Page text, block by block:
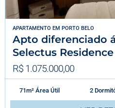
APARTAMENTO EM PORTO BELO
Apto diferenciado
Selectus Residence
R$ 1.075.000,00
71m² Área Útil 2